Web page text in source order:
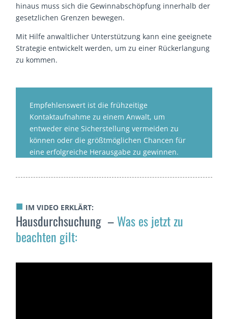
hinaus muss sich die Gewinnabschöpfung innerhalb der
gesetzlichen Grenzen bewegen.
Mit Hilfe anwaltlicher Unterstützung kann eine geeignete
Strategie entwickelt werden, um zu einer Rückerlangung
zu kommen.
Empfehlenswert ist die frühzeitige
Kontaktaufnahme zu einem Anwalt, um
entweder eine Sicherstellung vermeiden zu
können oder die größtmöglichen Chancen für
eine erfolgreiche Herausgabe zu gewinnen.
■ IM VIDEO ERKLÄRT:
Hausdurchsuchung –Was es jetzt zu
beachten gilt: